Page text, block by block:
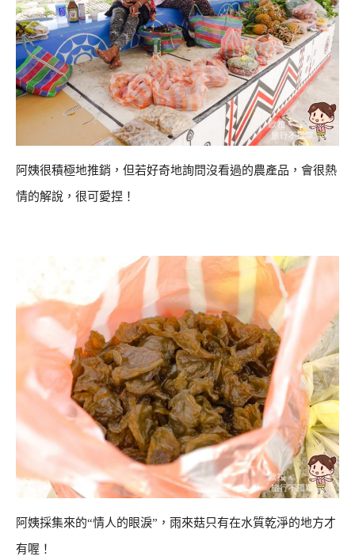
阿姨很積極地推銷，但若好奇地詢問沒看過的農產品，會很熱
情的解說，很可愛捏！
阿姨採集來的“情人的眼淚”，雨來菇只有在水質乾淨的地方才
有喔！